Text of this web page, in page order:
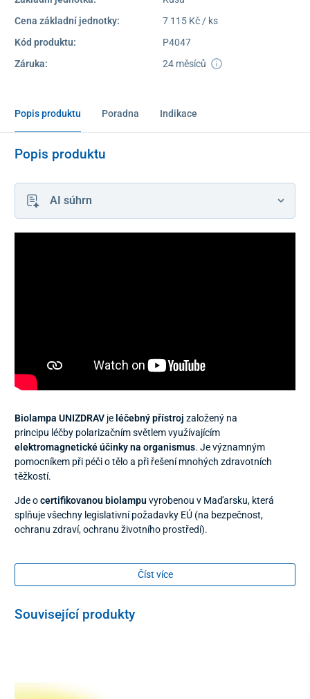
Cena základní jednotky:
7 115 Kč / ks
Kód produktu:
P4047
Záruka:
24 měsíců
Popis produktu Poradna Indikace
Popis produktu
AI súhrn
Biolampa UNIZDRAV je léčebný přístroj založený na
principu léčby polarizačním světlem využívajícím
elektromagnetické účinky na organismus. Je významným
pomocníkem při péči o tělo a při řešení mnohých zdravotních
těžkostí.
Jde ocertifikovanou biolampu vyrobenou v Maďarsku, která
splňuje všechny legislativní požadavky EÚ (na bezpečnost,
ochranu zdraví, ochranu životního prostředí).
Polarizované světlo proniká 4,5 až 6 cm pod kůži
podporuje zdravý vývoj buňkových struktur. Terapie světlem
aktivuje samoléčebnou schopnost lidského organismu a
Číst více
Související produkty